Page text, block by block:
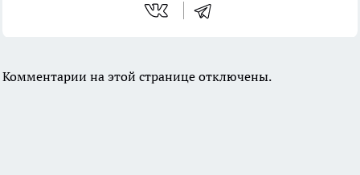
Комментарии на этой странице отключены.